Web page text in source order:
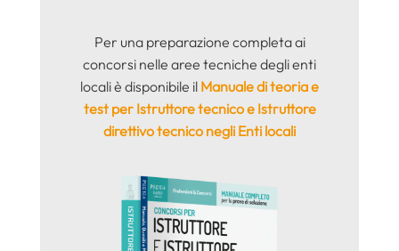
Per una preparazione completa ai
concorsi nelle aree tecniche degli enti
locali è disponibile il Manuale di teoria e
test per Istruttore tecnico e Istruttore
direttivo tecnico negli Enti locali